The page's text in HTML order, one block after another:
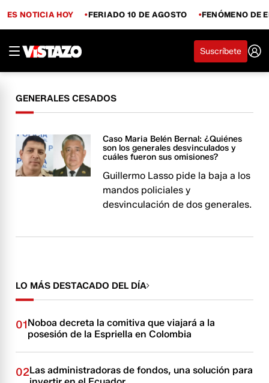
ES NOTICIA HOY FERIADO 10 DE AGOSTO FENÓMENO DE
Suscríbete
GENERALES CESADOS
Caso Maria Belén Bernal: ¿Quiénes
son los generales desvinculados y
cuáles fueron sus omisiones?
Guillermo Lasso pide la baja a los
mandos policiales y
desvinculación de dos generales.
LO MÁS DESTACADO DEL DÍA
01Noboa decreta la comitiva que viajará a la
posesión de la Espriella en Colombia
02Las administradoras de fondos, una solución para